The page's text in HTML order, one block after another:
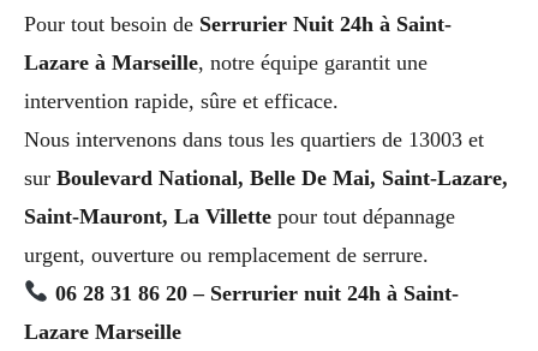
Pour tout besoin de Serrurier Nuit 24h à Saint-
Lazare à Marseille, notre équipe garantit une
intervention rapide, sûre et efficace.
Nous intervenons dans tous les quartiers de 13003 et
sur Boulevard National, Belle De Mai, Saint-Lazare,
Saint-Mauront, La Villette pour tout dépannage
urgent, ouverture ou remplacement de serrure.
06 28 31 86 20 – Serrurier nuit 24h à Saint-
Lazare Marseille